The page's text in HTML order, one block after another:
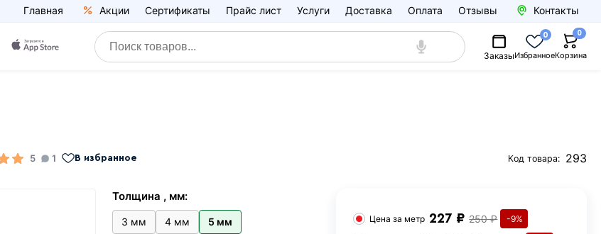
Главная Акции Сертификаты Прайс лист Услуги Доставка Оплата Отзывы Контакты
ЗаказыИзбранное
0
Корзина
0
5 1 В избранное Код товара: 293
Толщина , мм:
3 мм 4 мм 5 мм Цена за метр 227 ₽ 250 ₽ -9%